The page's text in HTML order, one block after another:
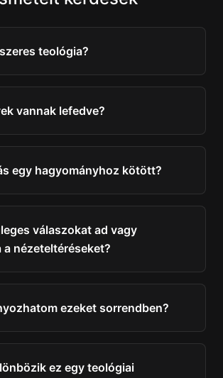
teológia?
vannak lefedve?
egy hagyományhoz kötött?
válaszokat ad vagy
a nézeteltéréseket?
ezeket sorrendben?
ez egy teológiai